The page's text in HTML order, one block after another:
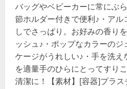
バッグやベビーカーに常にぶ
節ホルダー付きで便利♪・ア
しでさっぱり。お好みの香り
ッシュ♪・ポップなカラーの
ケージがうれしい♪・手を洗
を適量手のひらにとってすり
清潔に！【素材】[容器]プラ